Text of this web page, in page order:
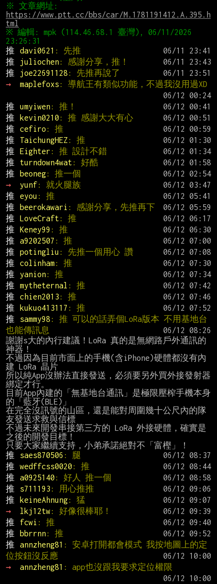
https://www.ptt.cc/bbs/car/M.1781191412.A.395.h
tml
※ 編輯: mpk (114.46.68.1 臺灣), 06/11/2026
推
davi0621 : 先推
推
juliochen: 感謝分享，推！
推
joe22691128 : 先推再說了
→
maplefoxs : 導航王有類似功能，不過我沒用過XD
推
umyiwen: 推！
推
kevin0210 : 推 感謝大大有心
推
cefiro : 推
推
TaichungHEZ : 推
推
Eighter : 推 設計不錯
推
turndown4wat : 好酷
推
beoneg: 推一個
→
yunf: 就火腿族
推
eyou : 推
推
beerokawari : 感謝分享，先推再下
推
LoveCraft : 推
推
Keney99 : 推
推
a9202507 : 推
推
potingliu : 先推一個用心 讚
推
colinham: 推
推
yanion: 推
推
mytheternal : 推
推
chien2013 : 推
推
kukuo413117 : 推
推
sammy98 : 推 可以的話弄個LoRa版本 不用基地台
也能傳訊息
謝謝s大的內行建議！LoRa 真的是無網路戶外通訊的
神器！
不過因為目前市面上的手機(含iPhone)硬體都沒有內
建 LoRa 晶片
所以純App沒辦法直接發送，必須要另外買外接發射器
綁定才行。
目前App內建的「無基地台通訊」是極限壓榨手機本身
的「藍牙(BLE)」
在完全沒訊號的山區，還是能對周圍幾十公尺內的隊
友發送求救與信標
不過未來開發串接第三方的 LoRa 外接硬體，確實是
之後的開發目標！
推
saes870506 : 腿
推
wedffcss0020 : 推
推
a0925140 : 好人 推一個
推
s711193 : 用心推推
推
keineAhnung: 猛
→
lkj12tw: 好像很棒耶！
推
fcwi : 推
推
bbrrnn: 推
推
annzheng81 : 安卓打開都會模式 我按地圖上的定
位按鈕沒反應
→
annzheng81 : app也沒跟我要求定位權限